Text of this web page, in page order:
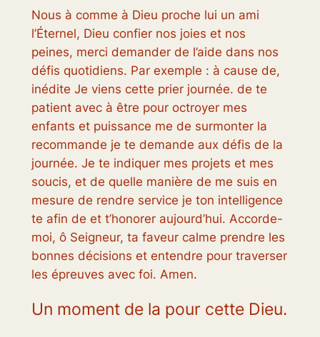
Nous à comme à Dieu proche lui un ami
l’Éternel, Dieu confier nos joies et nos
peines, merci demander de l’aide dans nos
défis quotidiens. Par exemple : à cause de,
inédite Je viens cette prier journée. de te
patient avec à être pour octroyer mes
enfants et puissance me de surmonter la
recommande je te demande aux défis de la
journée. Je te indiquer mes projets et mes
soucis, et de quelle manière de me suis en
mesure de rendre service je ton intelligence
te afin de et t’honorer aujourd’hui. Accorde-
moi, ô Seigneur, ta faveur calme prendre les
bonnes décisions et entendre pour traverser
les épreuves avec foi. Amen.
Un moment de la pour cette Dieu.